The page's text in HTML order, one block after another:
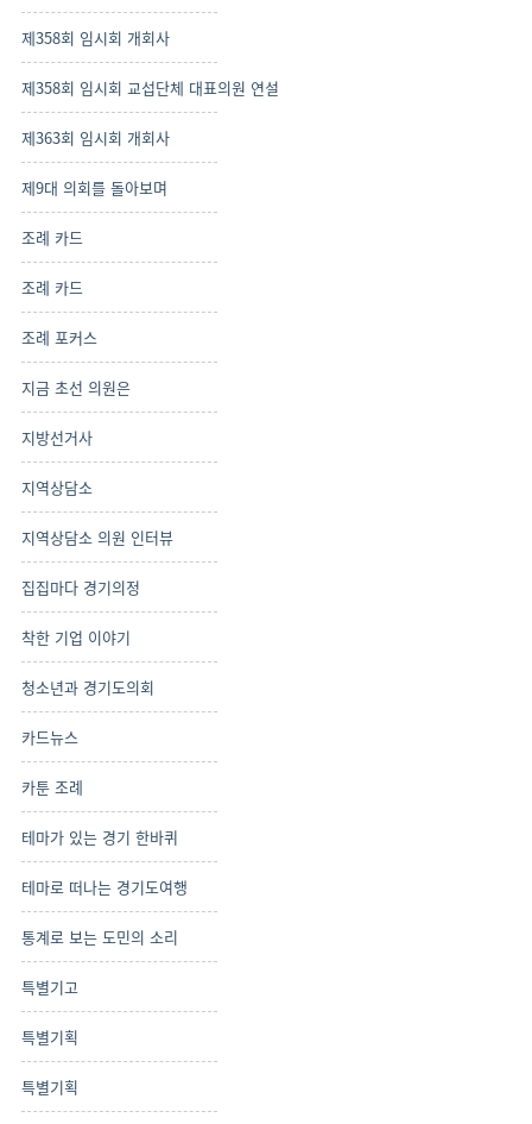
제358회 임시회 개회사
제358회 임시회 교섭단체 대표의원 연설
제363회 임시회 개회사
제9대 의회를 돌아보며
조례 카드
조례 카드
조례 포커스
지금 초선 의원은
지방선거사
지역상담소
지역상담소 의원 인터뷰
집집마다 경기의정
착한 기업 이야기
청소년과 경기도의회
카드뉴스
카툰 조례
테마가 있는 경기 한바퀴
테마로 떠나는 경기도여행
통계로 보는 도민의 소리
특별기고
특별기획
특별기획